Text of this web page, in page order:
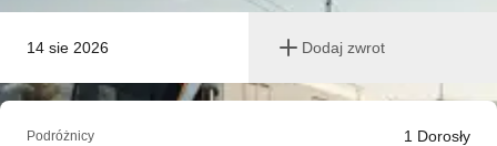
14 sie 2026 Dodaj zwrot
Podróżnicy 1 Dorosły